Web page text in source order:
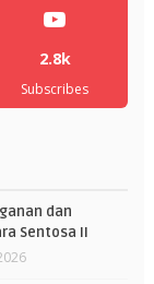
2.8k
Subscribes
dan
Sentosa II